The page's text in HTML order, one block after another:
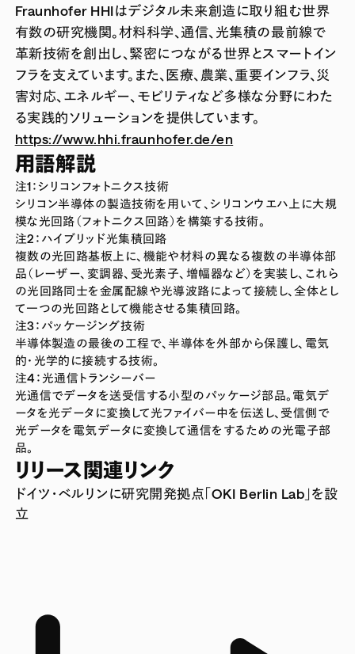
Fraunhofer HHIはデジタル未来創造に取り組む世界
有数の研究機関。材料科学、通信、光集積の最前線で
革新技術を創出し、緊密につながる世界とスマートイン
フラを支えています。また、医療、農業、重要インフラ、災
害対応、エネルギー、モビリティなど多様な分野にわた
る実践的ソリューションを提供しています。
https://www.hhi.fraunhofer.de/en
用語解説
注1：シリコンフォトニクス技術
シリコン半導体の製造技術を用いて、シリコンウエハ上に大規
模な光回路（フォトニクス回路）を構築する技術。
注2：ハイブリッド光集積回路
複数の光回路基板上に、機能や材料の異なる複数の半導体部
品（レーザー、変調器、受光素子、増幅器など）を実装し、これら
の光回路同士を金属配線や光導波路によって接続し、全体とし
て一つの光回路として機能させる集積回路。
注3：パッケージング技術
半導体製造の最後の工程で、半導体を外部から保護し、電気
的・光学的に接続する技術。
注4：光通信トランシーバー
光通信でデータを送受信する小型のパッケージ部品。電気デ
ータを光データに変換して光ファイバー中を伝送し、受信側で
光データを電気データに変換して通信をするための光電子部
品。
リリース関連リンク
ドイツ・ベルリンに研究開発拠点「OKI Berlin Lab」を設
立